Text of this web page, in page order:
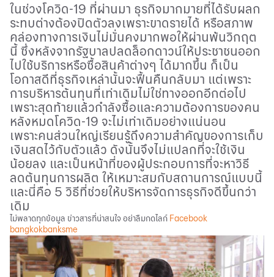
ในช่วงโควิด-19 ที่ผ่านมา ธุรกิจมากมายที่ได้รับผลก
ระทบต่างต้องปิดตัวลงเพราะขาดรายได้ หรือสภาพ
คล่องทางการเงินไม่มั่นคงมากพอให้ผ่านพ้นวิกฤต
นี้ ซึ่งหลังจากรัฐบาลปลดล็อกดาวน์ให้ประชาชนออก
ไปใช้บริการหรือซื้อสินค้าต่างๆ ได้มากขึ้น ก็เป็น
โอกาสดีที่ธุรกิจเหล่านั้นจะฟื้นคืนกลับมา แต่เพราะ
การบริหารต้นทุนที่เท่าเดิมไม่ใช่ทางออกอีกต่อไป
เพราะสุดท้ายแล้วกำลังซื้อและความต้องการของคน
หลังหมดโควิด-19 จะไม่เท่าเดิมอย่างแน่นอน
เพราะคนส่วนใหญ่เรียนรู้ถึงความสำคัญของการเก็บ
เงินสดไว้กับตัวแล้ว ดังนั้นจึงไม่แปลกที่จะใช้เงิน
น้อยลง และเป็นหน้าที่ของผู้ประกอบการที่จะหาวิธี
ลดต้นทุนการผลิต ให้เหมาะสมกับสถานการณ์แบบนี้
และนี่คือ 5 วิธีที่ช่วยให้บริหารจัดการธุรกิจดีขึ้นกว่า
เดิม
ไม่พลาดทุกข้อมูล ข่าวสารที่น่าสนใจ อย่าลืมกดไลก์ Facebook
bangkokbanksme